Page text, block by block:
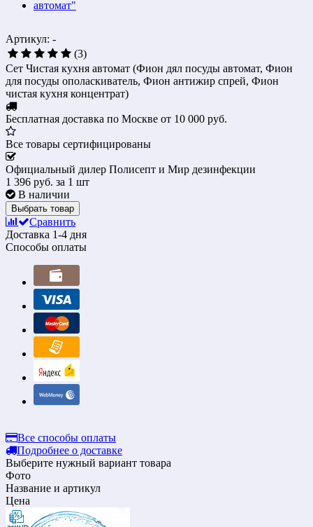
Артикул: -
(3)
Сет Чистая кухня автомат (Фион дял посуды автомат, Фион
для посуды ополаскиватель, Фион антижир спрей, Фион
чистая кухня концентрат)
Бесплатная доставка по Москве от 10 000 руб.
Все товары сертифицированы
Официальный дилер Полисепт и Мир дезинфекции
1 396 руб. за 1 шт
В наличии
Выбрать товар
Сравнить
Доставка 1-4 дня
Способы оплаты
Все способы оплаты
Подробнее о доставке
Выберите нужный вариант товара
Фото
Название и артикул
Цена